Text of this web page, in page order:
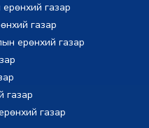
газар
газар
ерөнхий газар
газар
газар